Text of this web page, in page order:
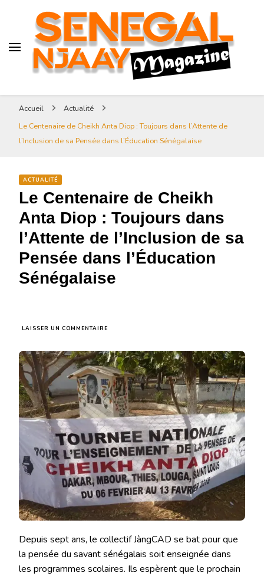
Senegal-njaay.com littérature
Africaine littérature sénégalaise
Art et Culture
Magazine Sénégal Njaay –
Senegal-njaay.com littérature
Africaine littérature
sénégalaise Art et Culture
revue littéraire africaine
Accueil
Actualité
Le Centenaire de Cheikh Anta Diop : Toujours dans l’Attente de
l’Inclusion de sa Pensée dans l’Éducation Sénégalaise
ACTUALITÉ
Le Centenaire de Cheikh
Anta Diop : Toujours dans
l’Attente de l’Inclusion de sa
Pensée dans l’Éducation
Sénégalaise
LAISSER UN COMMENTAIRE
DE
CHEIKH
ANTA
DIOP
:
TOUJOURS
DANS
L’ATTENTE
DE
L’INCLUSION
DE
SA
PENSÉE
DANS
L’ÉDUCATION
SÉNÉGALAISE
Depuis sept ans, le collectif JàngCAD se bat pour que
la pensée du savant sénégalais soit enseignée dans
les programmes scolaires. Ils espèrent que le prochain